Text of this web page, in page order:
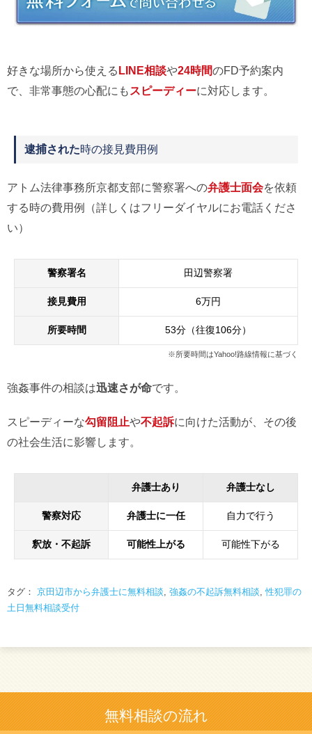
好きな場所から使えるLINE相談や24時間のFD予約案内
で、非常事態の心配にも スピーディーに対応します。
逮捕された時の接見費用例
アトム法律事務所京都支部に警察署への弁護士面会を依頼
する時の費用例（詳しくはフリーダイヤルにお電話くださ
い）
警察署名 田辺警察署
接見費用 6万円
所要時間 53分（往復106分）
※所要時間はYahoo!路線情報に基づく
強姦事件の相談は迅速さが命です。
スピーディーな勾留阻止や不起訴に向けた活動が、その後
の社会生活に影響します。
弁護士あり 弁護士なし
警察対応 弁護士に一任 自力で行う
釈放・不起訴 可能性上がる 可能性下がる
タグ： 京田辺市から弁護士に無料相談, 強姦の不起訴無料相談,性犯罪の
土日無料相談受付
無料相談の流れ